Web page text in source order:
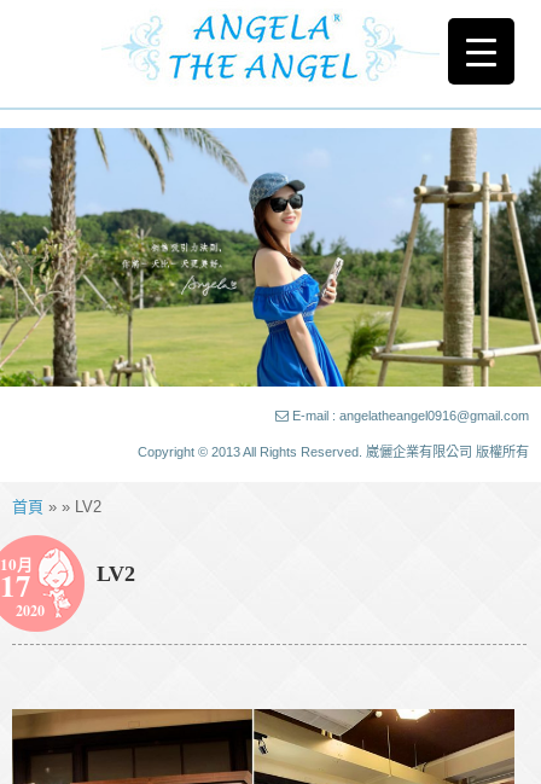
E-mail : angelatheangel0916@gmail.com
Copyright © 2013 All Rights Reserved. 崴儷企業有限公司 版權所有
首頁 » » LV2
10月
17
2020
LV2